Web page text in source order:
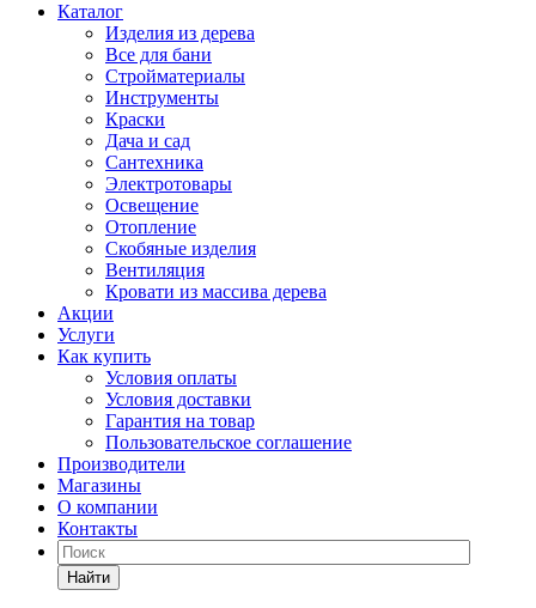
Каталог
Изделия из дерева
Все для бани
Стройматериалы
Инструменты
Краски
Дача и сад
Сантехника
Электротовары
Освещение
Отопление
Скобяные изделия
Вентиляция
Кровати из массива дерева
Акции
Услуги
Как купить
Условия оплаты
Условия доставки
Гарантия на товар
Пользовательское соглашение
Производители
Магазины
О компании
Контакты
Найти